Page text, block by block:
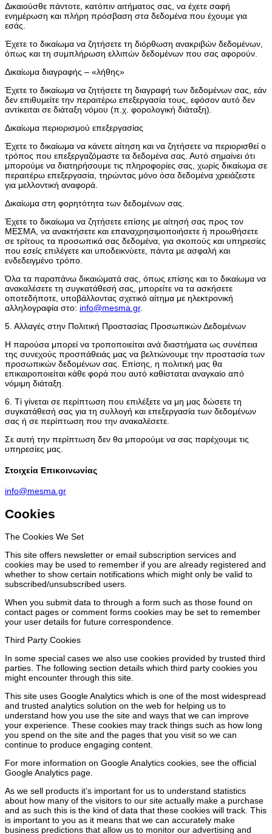
Δικαιούσθε πάντοτε, κατόπιν αιτήματος σας, να έχετε σαφή
ενημέρωση και πλήρη πρόσβαση στα δεδομένα που έχουμε για
εσάς.
Έχετε το δικαίωμα να ζητήσετε τη διόρθωση ανακριβών δεδομένων,
όπως και τη συμπλήρωση ελλιπών δεδομένων που σας αφορούν.
Δικαίωμα διαγραφής – «λήθης»
Έχετε το δικαίωμα να ζητήσετε τη διαγραφή των δεδομένων σας, εάν
δεν επιθυμείτε την περαιτέρω επεξεργασία τους, εφόσον αυτό δεν
αντίκειται σε διάταξη νόμου (π.χ. φορολογική διάταξη).
Δικαίωμα περιορισμού επεξεργασίας
Έχετε το δικαίωμα να κάνετε αίτηση και να ζητήσετε να περιορισθεί ο
τρόπος που επεξεργαζόμαστε τα δεδομένα σας. Αυτό σημαίνει ότι
μπορούμε να διατηρήσουμε τις πληροφορίες σας, χωρίς δικαίωμα σε
περαιτέρω επεξεργασία, τηρώντας μόνο όσα δεδομένα χρειάζεστε
για μελλοντική αναφορά.
Δικαίωμα στη φορητότητα των δεδομένων σας.
Έχετε το δικαίωμα να ζητήσετε επίσης με αίτησή σας προς τον
ΜΕΣΜΑ, να ανακτήσετε και επαναχρησιμοποιήσετε ή προωθήσετε
σε τρίτους τα προσωπικά σας δεδομένα, για σκοπούς και υπηρεσίες
που εσείς επιλέγετε και υποδεικνύετε, πάντα με ασφαλή και
ενδεδειγμένο τρόπο.
Όλα τα παραπάνω δικαιώματά σας, όπως επίσης και το δικαίωμα να
ανακαλέσετε τη συγκατάθεσή σας, μπορείτε να τα ασκήσετε
οποτεδήποτε, υποβάλλοντας σχετικό αίτημα με ηλεκτρονική
αλληλογραφία στο: info@mesma.gr.
5. Αλλαγές στην Πολιτική Προστασίας Προσωπικών Δεδομένων
Η παρούσα μπορεί να τροποποιείται ανά διαστήματα ως συνέπεια
της συνεχούς προσπάθειάς μας να βελτιώνουμε την προστασία των
προσωπικών δεδομένων σας. Επίσης, η πολιτική μας θα
επικαιροποιείται κάθε φορά που αυτό καθίσταται αναγκαίο από
νόμιμη διάταξη.
6. Τί γίνεται σε περίπτωση που επιλέξετε να μη μας δώσετε τη
συγκατάθεσή σας για τη συλλογή και επεξεργασία των δεδομένων
σας ή σε περίπτωση που την ανακαλέσετε.
Σε αυτή την περίπτωση δεν θα μπορούμε να σας παρέχουμε τις
υπηρεσίες μας.
Στοιχεία Επικοινωνίας
info@mesma.gr
Cookies
The Cookies We Set
This site offers newsletter or email subscription services and
cookies may be used to remember if you are already registered and
whether to show certain notifications which might only be valid to
subscribed/unsubscribed users.
When you submit data to through a form such as those found on
contact pages or comment forms cookies may be set to remember
your user details for future correspondence.
Third Party Cookies
In some special cases we also use cookies provided by trusted third
parties. The following section details which third party cookies you
might encounter through this site.
This site uses Google Analytics which is one of the most widespread
and trusted analytics solution on the web for helping us to
understand how you use the site and ways that we can improve
your experience. These cookies may track things such as how long
you spend on the site and the pages that you visit so we can
continue to produce engaging content.
For more information on Google Analytics cookies, see the official
Google Analytics page.
As we sell products it’s important for us to understand statistics
about how many of the visitors to our site actually make a purchase
and as such this is the kind of data that these cookies will track. This
is important to you as it means that we can accurately make
business predictions that allow us to monitor our advertising and